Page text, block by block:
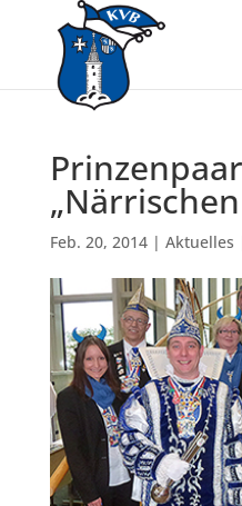
Feb. 20, 2014| Aktuelles